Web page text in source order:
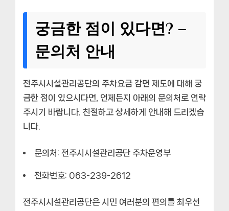
궁금한 점이 있다면? –
문의처 안내
전주시시설관리공단의 주차요금 감면 제도에 대해 궁
금한 점이 있으시다면, 언제든지 아래의 문의처로 연락
주시기 바랍니다. 친절하고 상세하게 안내해 드리겠습
니다.
문의처: 전주시시설관리공단 주차운영부
전화번호: 063-239-2612
전주시시설관리공단은 시민 여러분의 편의를 최우선